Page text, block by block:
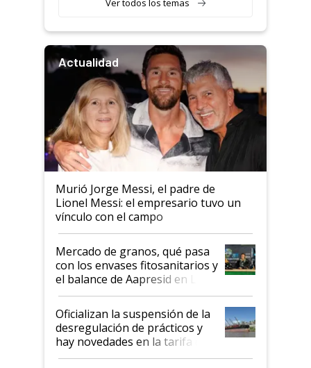
Ver todos los temas
Actualidad
Murió Jorge Messi, el padre de
Lionel Messi: el empresario tuvo un
vínculo con el campo
Mercado de granos, qué pasa
con los envases fitosanitarios y
el balance de Aapresid en La
Posta
Oficializan la suspensión de la
desregulación de prácticos y
hay novedades en la tarifa de
la hidrovía